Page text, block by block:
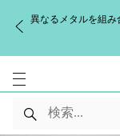
【配送に関するお
お届けに遅延の可